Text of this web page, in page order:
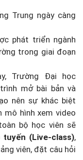
Trung ngày càng
phát triển ngành
trong giai đoạn
Trường Đại học
mở bài bản và
nên sự khác biệt
mô hình xem video
bộ học viên sẽ
(Live-class),
viên, đặt câu hỏi